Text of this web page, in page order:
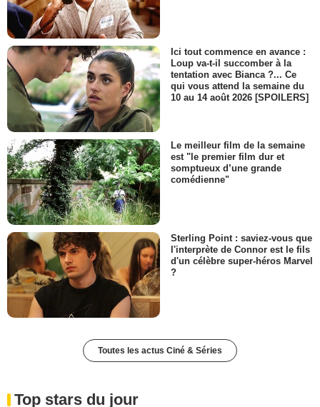
Ici tout commence en avance :
Loup va-t-il succomber à la
tentation avec Bianca ?... Ce
qui vous attend la semaine du
10 au 14 août 2026 [SPOILERS]
Le meilleur film de la semaine
est "le premier film dur et
somptueux d’une grande
comédienne"
Sterling Point : saviez-vous que
l'interprète de Connor est le fils
d'un célèbre super-héros Marvel
?
Toutes les actus Ciné & Séries
Top stars du jour